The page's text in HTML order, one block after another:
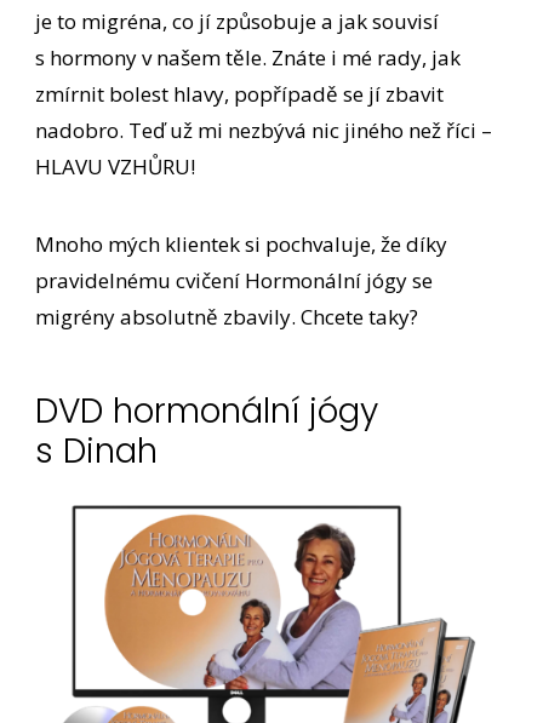
je to migréna, co jí způsobuje a jak souvisí
s hormony v našem těle. Znáte i mé rady, jak
zmírnit bolest hlavy, popřípadě se jí zbavit
nadobro. Teď už mi nezbývá nic jiného než říci –
HLAVU VZHŮRU!
Mnoho mých klientek si pochvaluje, že díky
pravidelnému cvičení Hormonální jógy se
migrény absolutně zbavily. Chcete taky?
DVD hormonální jógy
s Dinah